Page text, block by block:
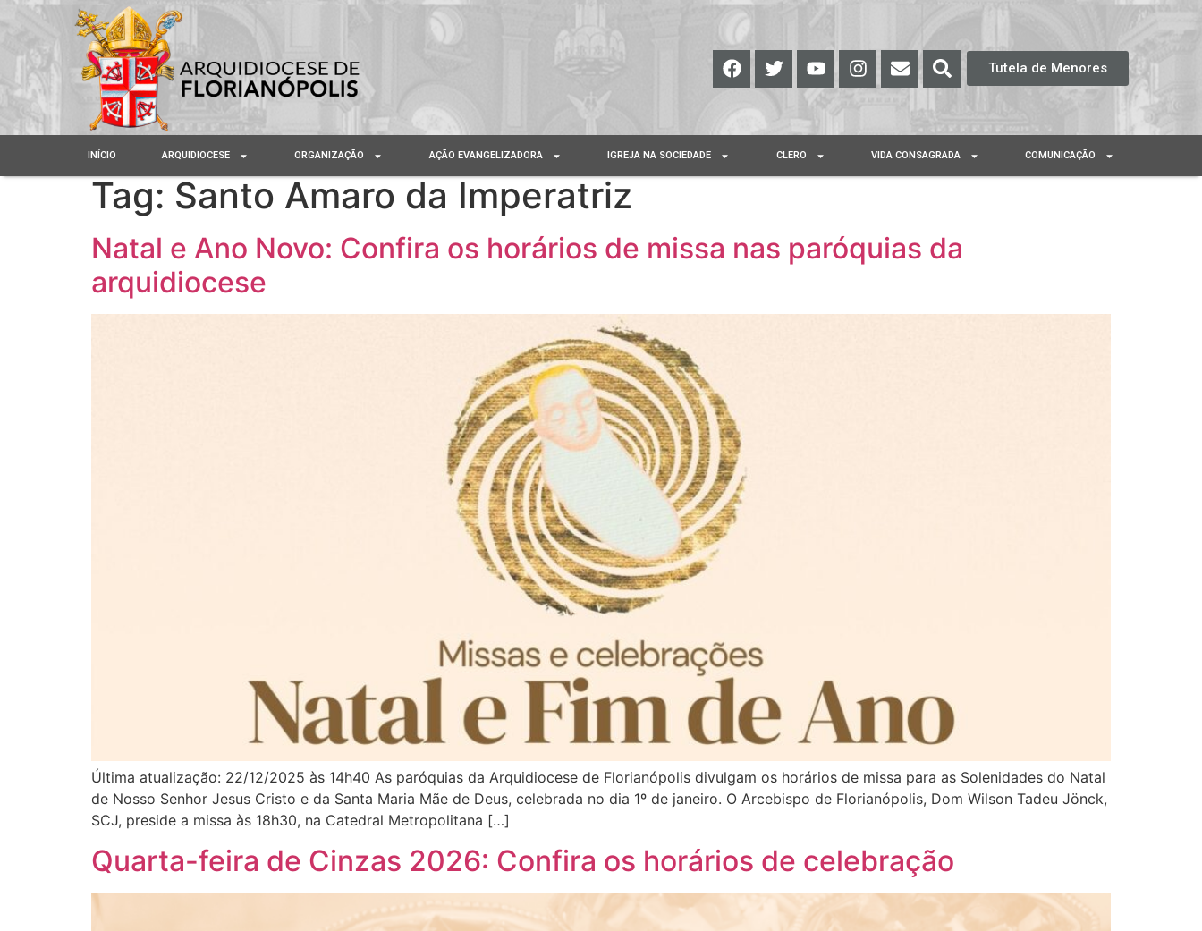
Tutela de Menores
INÍCIO ARQUIDIOCESE ORGANIZAÇÃO AÇÃO EVANGELIZADORA IGREJA NA SOCIEDADE CLERO VIDA CONSAGRADA COMUNICAÇÃO
Tag: Santo Amaro da Imperatriz
Natal e Ano Novo: Confira os horários de missa nas paróquias da
arquidiocese
Última atualização: 22/12/2025 às 14h40 As paróquias da Arquidiocese de Florianópolis divulgam os horários de missa para as Solenidades do Natal
de Nosso Senhor Jesus Cristo e da Santa Maria Mãe de Deus, celebrada no dia 1º de janeiro. O Arcebispo de Florianópolis, Dom Wilson Tadeu Jönck,
SCJ, preside a missa às 18h30, na Catedral Metropolitana […]
Quarta-feira de Cinzas 2026: Confira os horários de celebração